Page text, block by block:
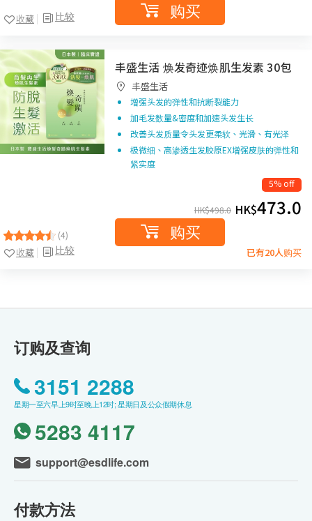
比较
收藏 购买
(4)
比较
收藏
丰盛生活 焕发奇迹焕肌生发素 30包
丰盛生活
增强头发的弹性和抗断裂能力
加毛发数量&密度和加速头发生长
改善头发质量令头发更柔软、光滑、有光泽
极微细、高渗透生发胶原EX增强皮肤的弹性和
紧实度
5% off
HK$498.0 HK$473.0
购买
已有20人购买
订购及查询
3151 2288
星期一至六早上9时至晚上12时; 星期日及公众假期休息
5283 4117
support@esdlife.com
付款方法